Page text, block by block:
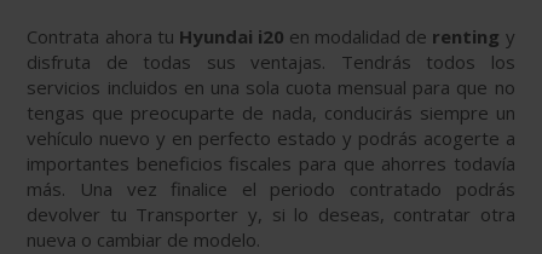
Contrata ahora tu Hyundai i20 en modalidad de renting y
disfruta de todas sus ventajas. Tendrás todos los
servicios incluidos en una sola cuota mensual para que no
tengas que preocuparte de nada, conducirás siempre un
vehículo nuevo y en perfecto estado y podrás acogerte a
importantes beneficios fiscales para que ahorres todavía
más. Una vez finalice el periodo contratado podrás
devolver tu Transporter y, si lo deseas, contratar otra
nueva o cambiar de modelo.